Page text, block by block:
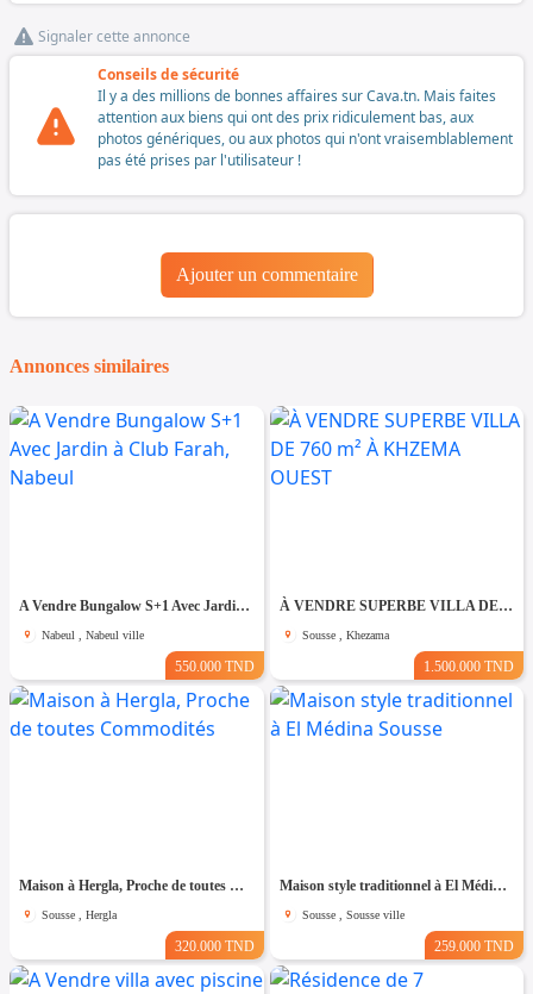
Signaler cette annonce
Conseils de sécurité
Il y a des millions de bonnes affaires sur Cava.tn. Mais faites
attention aux biens qui ont des prix ridiculement bas, aux
photos génériques, ou aux photos qui n'ont vraisemblablement
pas été prises par l'utilisateur !
Ajouter un commentaire
Annonces similaires
A Vendre Bungalow S+1 Avec Jardin à Club Farah, Nabeul
Nabeul , Nabeul ville
550.000 TND
À VENDRE SUPERBE VILLA DE 760 m² À KHZEMA OUEST
Sousse , Khezama
1.500.000 TND
Maison à Hergla, Proche de toutes Commodités
Sousse , Hergla
320.000 TND
Maison style traditionnel à El Médina Sousse
Sousse , Sousse ville
259.000 TND